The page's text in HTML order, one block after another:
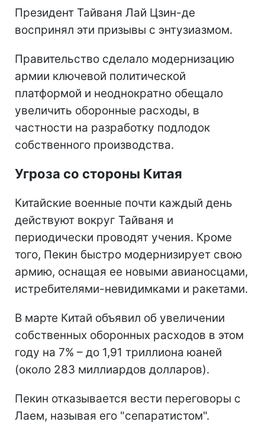
Президент Тайваня Лай Цзин-де
воспринял эти призывы с энтузиазмом.
Правительство сделало модернизацию
армии ключевой политической
платформой и неоднократно обещало
увеличить оборонные расходы, в
частности на разработку подлодок
собственного производства.
Угроза со стороны Китая
Китайские военные почти каждый день
действуют вокруг Тайваня и
периодически проводят учения. Кроме
того, Пекин быстро модернизирует свою
армию, оснащая ее новыми авианосцами,
истребителями-невидимками и ракетами.
В марте Китай объявил об увеличении
собственных оборонных расходов в этом
году на 7% – до 1,91 триллиона юаней
(около 283 миллиардов долларов).
Пекин отказывается вести переговоры с
Лаем, называя его "сепаратистом".